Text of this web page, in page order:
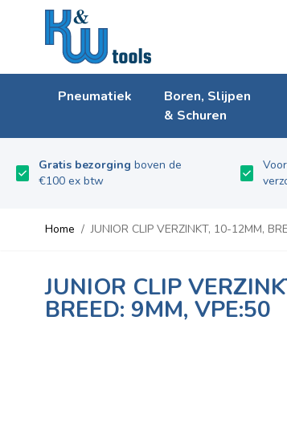
Ga naar de inhoud
Pneumatiek
Boren, Slijpen
& Schuren
Gratis bezorging boven de
€100 ex btw
Voor
Home / JUNIOR CLIP VERZINKT, 10-12MM,
JUNIOR CLIP
BREED: 9MM, VPE:50